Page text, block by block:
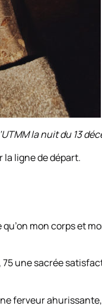
la nuit du 13
ligne de départ.
mon corps et
une sacrée
ferveur